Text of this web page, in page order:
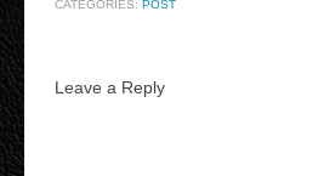
CATEGORIES: POST
Leave a Reply